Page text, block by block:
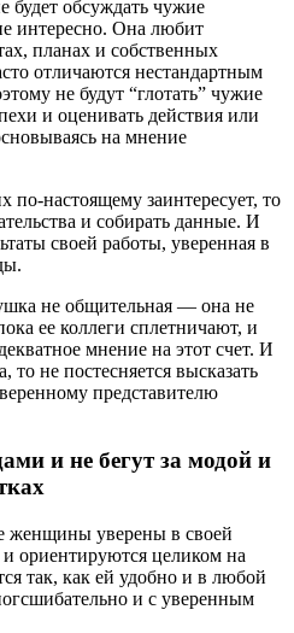
будет обсуждать чужие
интересно. Она любит
планах и собственных
отличаются нестандартным
не будут “глотать” чужие
и оценивать действия или
на мнение
по-настоящему заинтересует, то
и собирать данные. И
своей работы, уверенная в
не общительная — она не
ее коллеги сплетничают, и
мнение на этот счет. И
то не постесняется высказать
представителю
и не бегут за модой и
женщины уверены в своей
ориентируются целиком на
так, как ей удобно и в любой
и с уверенным